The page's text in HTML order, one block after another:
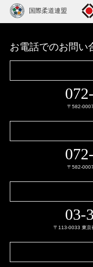
国際柔道連盟
お電話でのお問い
〒582-
〒582-
03-
〒113-0033 東